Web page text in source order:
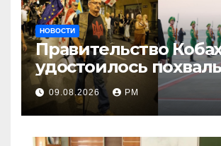
НОВОСТИ
Правительство
удостоилось
Москвы
09.08.2026 РМ